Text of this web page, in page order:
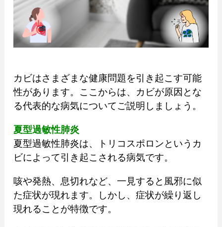
カビはさまざまな健康問題を引き起こす可能
性があります。ここからは、カビが原因とな
る代表的な病気についてご説明しましょう。
夏型過敏性肺炎
夏型過敏性肺炎は、トリコスポロンというカ
ビによって引き起こされる病気です。
咳や発熱、息切れなど、一見すると風邪に似
た症状が現れます。しかし、症状が繰り返し
現れることが特徴です。